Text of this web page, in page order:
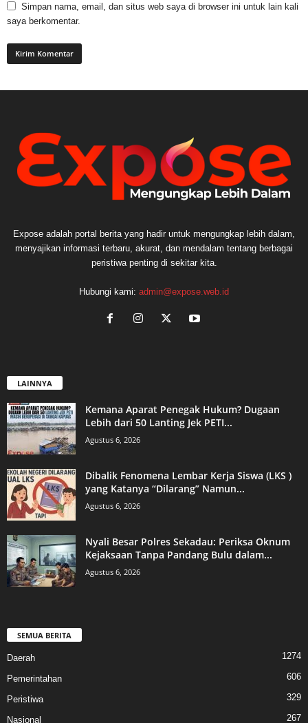
Simpan nama, email, dan situs web saya di browser ini untuk lain kali
saya berkomentar.
Expose adalah portal berita yang hadir untuk mengungkap lebih dalam,
menyajikan informasi terbaru, akurat, dan mendalam tentang berbagai
peristiwa penting di sekitar kita.
Hubungi kami: admin@expose.web.id
LAINNYA
Kemana Aparat Penegak Hukum? Dugaan
Lebih dari 50 Lanting Jek PETI...
Agustus 6, 2026
Dibalik Fenomena Lembar Kerja Siswa (LKS )
yang Katanya “Dilarang” Namun...
Agustus 6, 2026
Nyali Besar Polres Sekadau: Periksa Oknum
Kejaksaan Tanpa Pandang Bulu dalam...
Agustus 6, 2026
SEMUA BERITA
Daerah 1274
Pemerintahan 606
Peristiwa 329
Nasional 267